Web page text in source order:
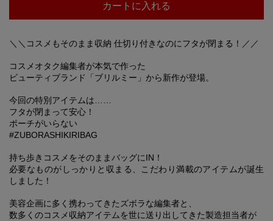
カートに入れる
＼＼コスメもそのまま収納 仕切り付きなのにフタが閉まる！／／
コスメオタク編集者が本気で作った
ビューティブランド「ブリルミー」から新作が登場。
今回の特別アイテムは……
フタが閉まって安心！
ポーチがいらない
#ZUBORASHIKIRIBAG
持ち歩きコスメをそのままバッグにIN！
必要なものがしっかりと収まる、こだわり満載のアイテムが誕生
しました！
美容企画に多く携わってきたズボラな編集者と、
数多くのコスメ収納アイテムを世に送り出してきた製造担当者が